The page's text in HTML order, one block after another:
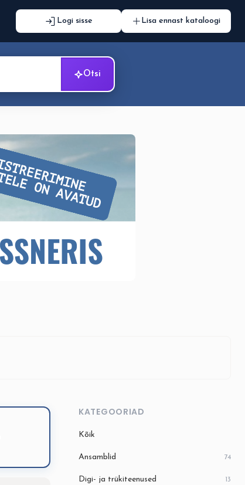
Logi sisse Lisa ennast kataloogi
Otsi
KATEGOORIAD
Kõik
Ansamblid 74
Digi- ja trükiteenused 13